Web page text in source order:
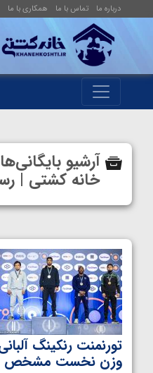
درباره ما تماس با ما همکاری با ما
آرشیو
خانه کشتی |
وزن نخست مشخص